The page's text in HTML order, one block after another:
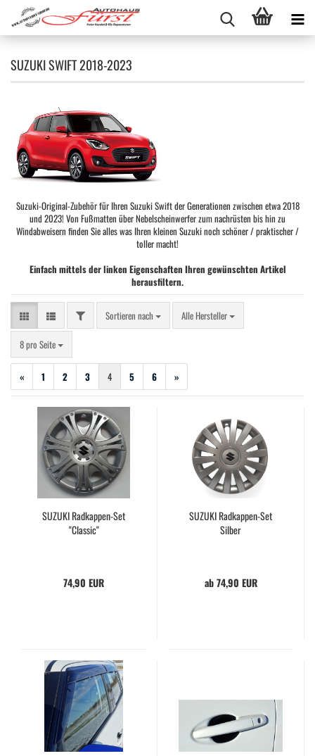
SUZUKI SWIFT 2018-2023
Suzuki-Original-Zubehör für Ihren Suzuki Swift der Generationen zwischen etwa 2018
und 2023! Von Fußmatten über Nebelscheinwerfer zum nachrüsten bis hin zu
Windabweisern finden Sie alles was Ihren kleinen Suzuki noch schöner / praktischer /
toller macht!
Einfach mittels der linken Eigenschaften Ihren gewünschten Artikel
herausfiltern.
FILTERSortieren nach
Sortieren nach Alle Hersteller
8 pro Seite
pro Seite
« 1 2 3 4 5 6 »
SUZUKI Radkappen-Set
"Classic"
74,90 EUR
SUZUKI Radkappen-Set
Silber
ab 74,90 EUR